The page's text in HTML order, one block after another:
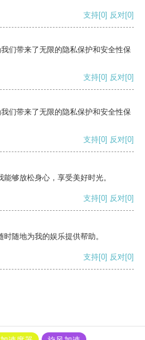
支持[0] 反对[0]
们带来了无限的隐私保护和安全性保
支持[0] 反对[0]
们带来了无限的隐私保护和安全性保
支持[0] 反对[0]
够放松身心，享受美好时光。
支持[0] 反对[0]
随地为我的娱乐提供帮助。
支持[0] 反对[0]